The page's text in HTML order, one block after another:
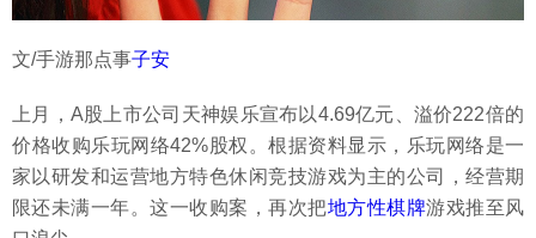
文/手游那点事子安
上月，A股上市公司天神娱乐宣布以4.69亿元、溢价222倍的
价格收购乐玩网络42%股权。根据资料显示，乐玩网络是一
家以研发和运营地方特色休闲竞技游戏为主的公司，经营期
限还未满一年。这一收购案，再次把地方性棋牌游戏推至风